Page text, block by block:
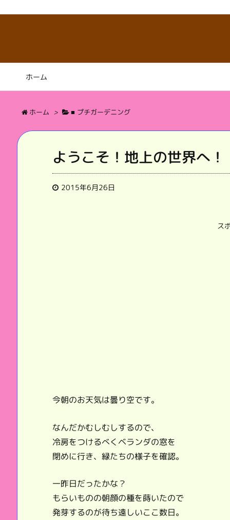
ホーム
ホーム > ■ プチガーデニング
ようこそ！地上の世界へ！
2015年6月26日
ス
今朝のお天気は曇り空です。
なんだかむしむしするので、
冷房をつけるべくベランダの窓を
閉めに行き、緑たちの様子を確認。
一昨日だったかな？
もらいものの朝顔の種を蒔いたので
発芽するのが待ち遠しいここ数日。